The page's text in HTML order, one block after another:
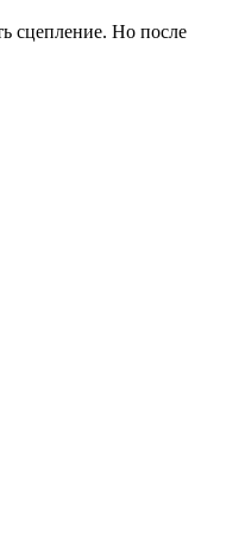
сцепление. Но после